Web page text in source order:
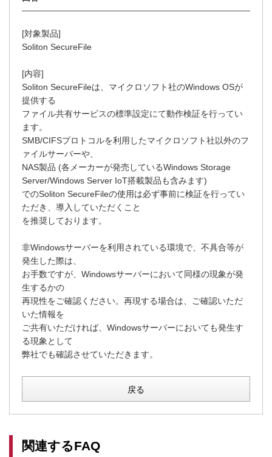
[対象製品]
Soliton SecureFile
[内容]
Soliton SecureFileは、マイクロソフト社のWindows OSが
提供する
ファイル共有サービスの標準設定にて動作検証を行ってい
ます。
SMB/CIFSプロトコルを利用したマイクロソフト社以外のフ
ァイルサーバーや、
NAS製品 (各メーカーが発売しているWindows Storage
Server/Windows Server IoT搭載製品も含みます)
でのSoliton SecureFileの使用は必ず事前に検証を行ってい
ただき、導入していただくこと
を推奨しております。
非Windowsサーバーを利用されている環境で、不具合等が
発生した際は、
お手数ですが、Windowsサーバーにおいて同様の現象が発
生するかの
再現性をご確認ください。再現する場合は、ご確認いただ
いた情報を
ご共有いただければ、Windowsサーバーにおいても発生す
る現象として
弊社でも確認させていただきます。
戻る
関連するFAQ